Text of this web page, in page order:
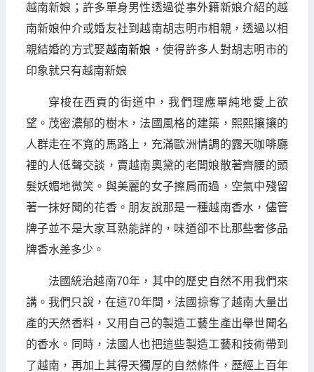
越南新娘；許多單身男性透過從事外籍新娘介紹的越
南新娘仲介或婚友社到越南胡志明市相親，透過以相
親結婚的方式娶越南新娘 ，使得許多人對胡志明市的
印象就只有越南新娘
穿梭在西貢的街道中，我們理應單純地愛上欲
望。茂密濃郁的樹木，法國風格的建築，熙熙攘攘的
人群走在不寬的馬路上，充滿歐洲情調的露天咖啡廳
裡的人低聲交談，賣越南奧黛的老闆娘散著齊腰的頭
髮妖媚地微笑。與美麗的女子擦肩而過，空氣中殘留
著一抹好聞的花香。朋友說那是一種越南香水，儘管
牌子並不是大家耳熟能詳的，味道卻不比那些奢侈品
牌香水差多少。
法國統治越南70年，其中的歷史自然不用我們來
講。我們只說，在這70年間，法國掠奪了越南大量出
產的天然香料，又用自己的製造工藝生產出舉世聞名
的香水。同時，法國人也把這些製造工藝和技術帶到
了越南，再加上其得天獨厚的自然條件，歷經上百年